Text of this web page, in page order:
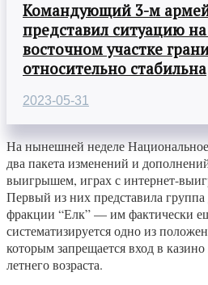
Командующий 3-м
представил ситуацию
восточном участке
относительно стабильна
2023-05-31
На нынешней неделе
два пакета изменений и
выигрышем, играх с интернет-
Первый из них представила
фракции “Елк” — им фактически
систематизируется одно из
которым запрещается вход в
летнего возраста.